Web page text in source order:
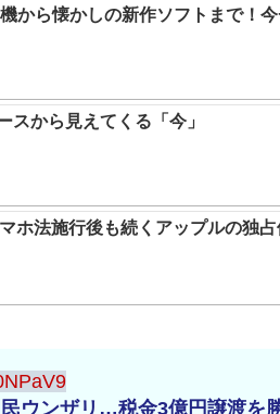
から懐かしの新作ソフトまで！
から見えてくる「今」
ホ法施行後も続くアップルの独
ウンザリ…税金3億円譲渡を